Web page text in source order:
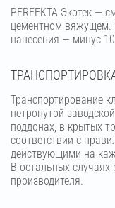
PERFEKTA Экотек —
цементном вяжущем.
нанесения — минус
Транспортирование
нетронутой
поддонах, в крытых
соответствии с
действующими на
В остальных случаях
производителя.